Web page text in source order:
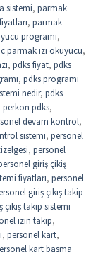
sistemi, parmak
, parmak
programı,
parmak izi okuyucu,
, pdks fiyat, pdks
, pdks programı
nedir, pdks
perkon pdks,
devam kontrol,
sistemi, personel
, personel
giriş çikiş
fiyatları, personel
giriş çıkış takip
takip sistemi
izin takip,
, personel kart,
kart basma